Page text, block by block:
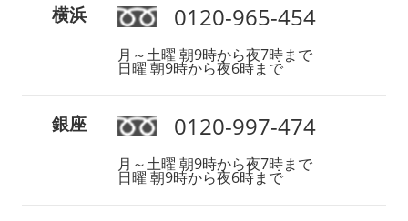
横浜 0120-965-454
月～土曜 朝9時から夜7時まで
日曜 朝9時から夜6時まで
銀座 0120-997-474
月～土曜 朝9時から夜7時まで
日曜 朝9時から夜6時まで